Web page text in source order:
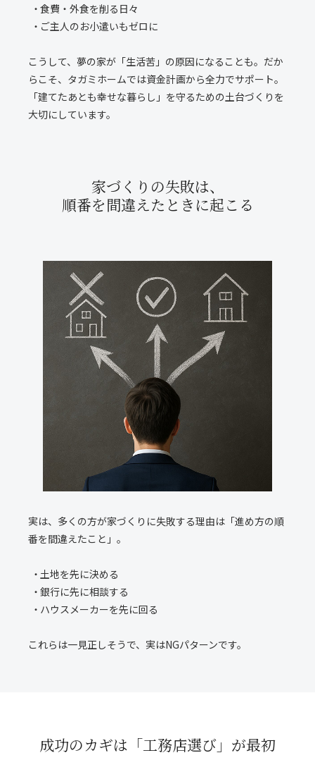
食費・外食を削る日々
ご主人のお小遣いもゼロに
こうして、夢の家が「生活苦」の原因になることも。だか
らこそ、タガミホームでは資金計画から全力でサポート。
「建てたあとも幸せな暮らし」を守るための土台づくりを
大切にしています。
家づくりの失敗は、
順番を間違えたときに起こる
実は、多くの方が家づくりに失敗する理由は「進め方の順
番を間違えたこと」。
土地を先に決める
銀行に先に相談する
ハウスメーカーを先に回る
これらは一見正しそうで、実はNGパターンです。
成功のカギは「工務店選び」が最初